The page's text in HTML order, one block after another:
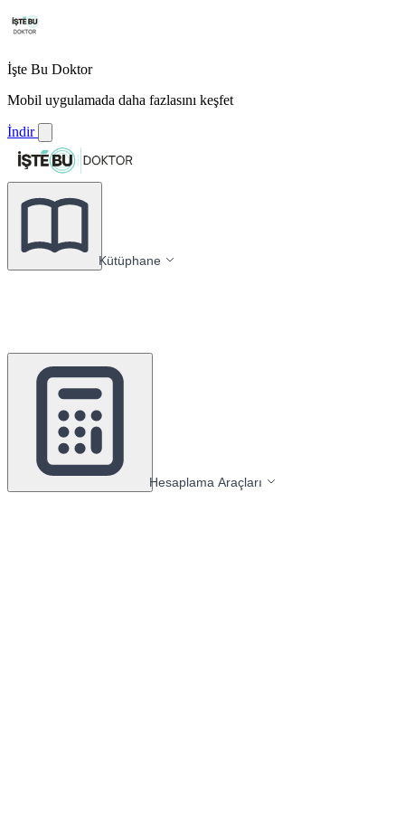
İşte Bu Doktor
Mobil uygulamada daha fazlasını keşfet
İndir
Kütüphane
Hesaplama Araçları